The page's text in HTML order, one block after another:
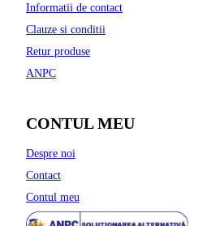
Informatii de contact
Clauze si conditii
Retur produse
ANPC
CONTUL MEU
Despre noi
Contact
Contul meu